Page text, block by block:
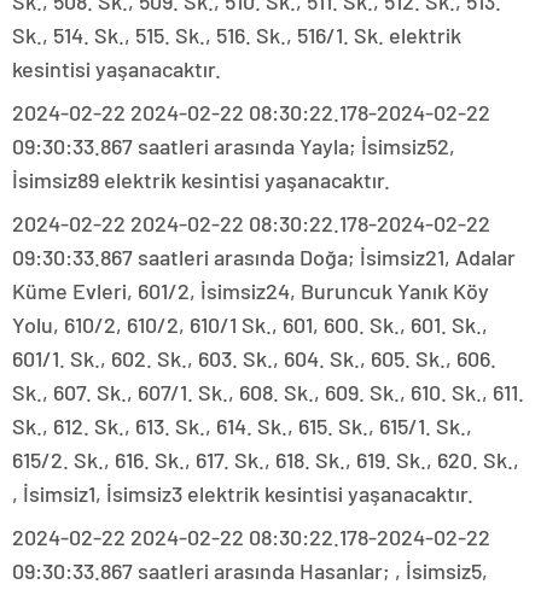
Sk., 514. Sk., 515. Sk., 516. Sk., 516/1. Sk. elektrik
kesintisi yaşanacaktır.
2024-02-22 2024-02-22 08:30:22.178-2024-02-22
09:30:33.867 saatleri arasında Yayla; İsimsiz52,
İsimsiz89 elektrik kesintisi yaşanacaktır.
2024-02-22 2024-02-22 08:30:22.178-2024-02-22
09:30:33.867 saatleri arasında Doğa; İsimsiz21, Adalar
Küme Evleri, 601/2, İsimsiz24, Buruncuk Yanık Köy
Yolu, 610/2, 610/2, 610/1 Sk., 601, 600. Sk., 601. Sk.,
601/1. Sk., 602. Sk., 603. Sk., 604. Sk., 605. Sk., 606.
Sk., 607. Sk., 607/1. Sk., 608. Sk., 609. Sk., 610. Sk., 611.
Sk., 612. Sk., 613. Sk., 614. Sk., 615. Sk., 615/1. Sk.,
615/2. Sk., 616. Sk., 617. Sk., 618. Sk., 619. Sk., 620. Sk.,
, İsimsiz1, İsimsiz3 elektrik kesintisi yaşanacaktır.
2024-02-22 2024-02-22 08:30:22.178-2024-02-22
09:30:33.867 saatleri arasında Hasanlar; , İsimsiz5,